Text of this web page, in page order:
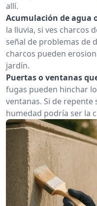
allí.
Acumulación de agua
la lluvia, si ves charcos
señal de problemas de
charcos pueden
jardín.
Puertas o ventanas
fugas pueden hinchar
ventanas. Si de
humedad podría ser la